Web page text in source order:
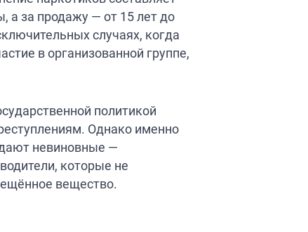
а за продажу — от 15 лет до
случаях, когда
в организованной группе,
политикой
Однако именно
невиновные —
которые не
вещество.